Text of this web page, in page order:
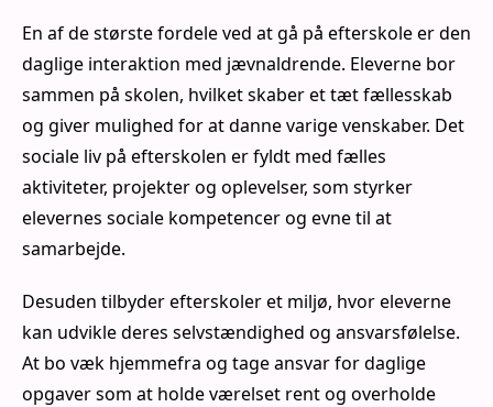
En af de største fordele ved at gå på efterskole er den
daglige interaktion med jævnaldrende. Eleverne bor
sammen på skolen, hvilket skaber et tæt fællesskab
og giver mulighed for at danne varige venskaber. Det
sociale liv på efterskolen er fyldt med fælles
aktiviteter, projekter og oplevelser, som styrker
elevernes sociale kompetencer og evne til at
samarbejde.
Desuden tilbyder efterskoler et miljø, hvor eleverne
kan udvikle deres selvstændighed og ansvarsfølelse.
At bo væk hjemmefra og tage ansvar for daglige
opgaver som at holde værelset rent og overholde